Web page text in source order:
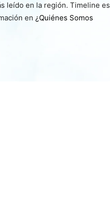
leído en la región. Timeline es
en ¿Quiénes Somos